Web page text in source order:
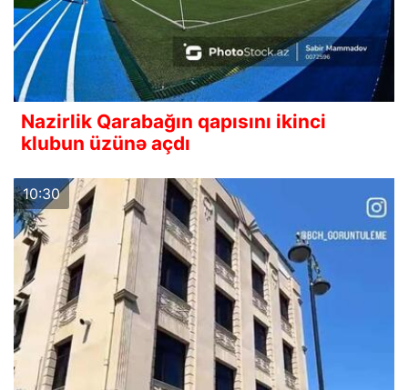
Nazirlik Qarabağın qapısını ikinci
klubun üzünə açdı
10:30